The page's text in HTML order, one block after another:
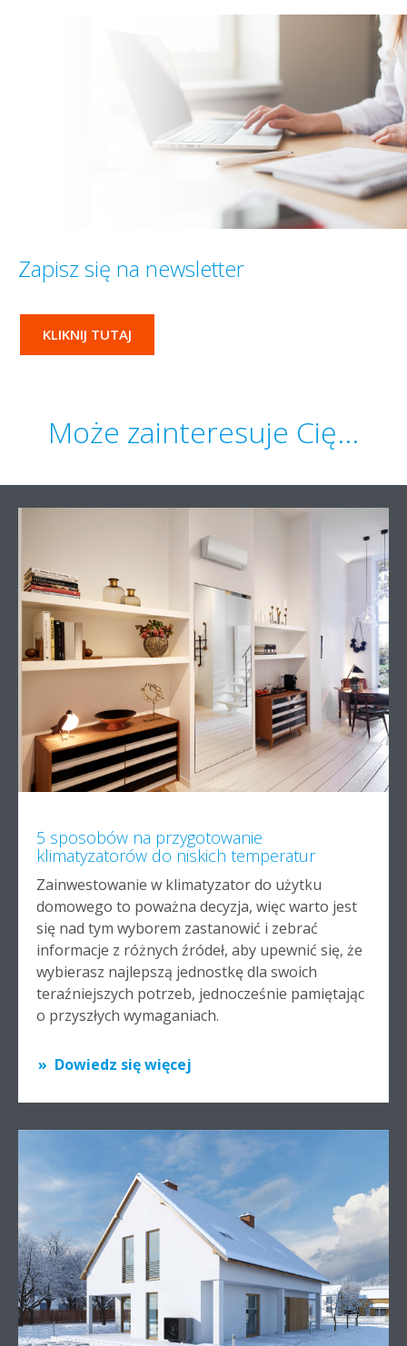
Zapisz się na newsletter
KLIKNIJ TUTAJ
Może zainteresuje Cię...
5 sposobów na przygotowanie
klimatyzatorów do niskich temperatur
Zainwestowanie w klimatyzator do użytku
domowego to poważna decyzja, więc warto jest
się nad tym wyborem zastanowić i zebrać
informacje z różnych źródeł, aby upewnić się, że
wybierasz najlepszą jednostkę dla swoich
teraźniejszych potrzeb, jednocześnie pamiętając
o przyszłych wymaganiach.
Dowiedz się więcej